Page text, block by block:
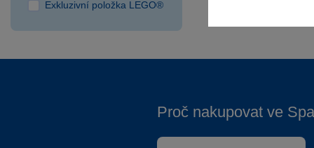
Exkluzivní položka LEGO®
Proč nakupovat ve